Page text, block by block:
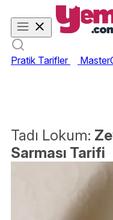
Pratik Tarifler
Tadı Lokum:
Sarması Tarifi